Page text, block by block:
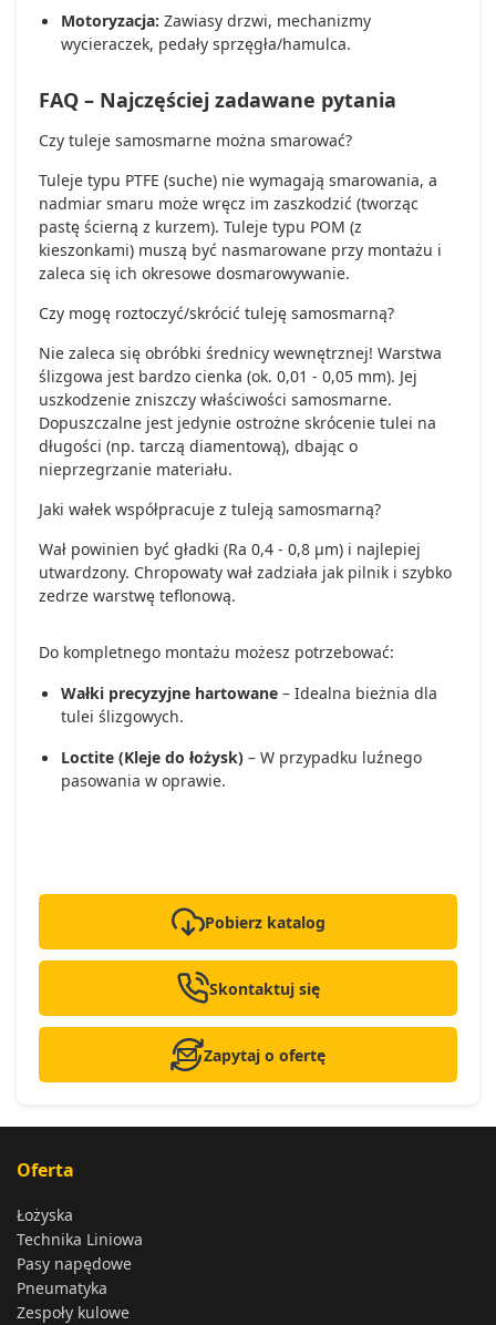
Motoryzacja: Zawiasy drzwi, mechanizmy
wycieraczek, pedały sprzęgła/hamulca.
FAQ – Najczęściej zadawane pytania
Czy tuleje samosmarne można smarować?
Tuleje typu PTFE (suche) nie wymagają smarowania, a
nadmiar smaru może wręcz im zaszkodzić (tworząc
pastę ścierną z kurzem). Tuleje typu POM (z
kieszonkami) muszą być nasmarowane przy montażu i
zaleca się ich okresowe dosmarowywanie.
Czy mogę roztoczyć/skrócić tuleję samosmarną?
Nie zaleca się obróbki średnicy wewnętrznej! Warstwa
ślizgowa jest bardzo cienka (ok. 0,01 - 0,05 mm). Jej
uszkodzenie zniszczy właściwości samosmarne.
Dopuszczalne jest jedynie ostrożne skrócenie tulei na
długości (np. tarczą diamentową), dbając o
nieprzegrzanie materiału.
Jaki wałek współpracuje z tuleją samosmarną?
Wał powinien być gładki (Ra 0,4 - 0,8 µm) i najlepiej
utwardzony. Chropowaty wał zadziała jak pilnik i szybko
zedrze warstwę teflonową.
Do kompletnego montażu możesz potrzebować:
Wałki precyzyjne hartowane – Idealna bieżnia dla
tulei ślizgowych.
Loctite (Kleje do łożysk) – W przypadku luźnego
pasowania w oprawie.
Pobierz katalog
Skontaktuj się
Zapytaj o ofertę
Oferta
Łożyska
Technika Liniowa
Pasy napędowe
Pneumatyka
Zespoły kulowe